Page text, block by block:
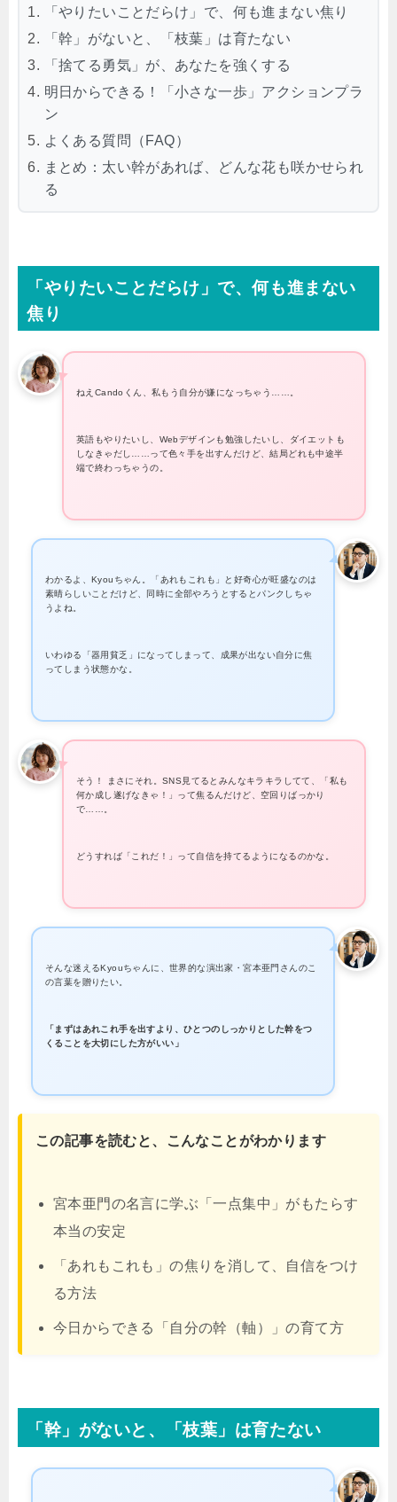
「やりたいことだらけ」で、何も進まない焦り
「幹」がないと、「枝葉」は育たない
「捨てる勇気」が、あなたを強くする
明日からできる！「小さな一歩」アクションプラ
ン
よくある質問（FAQ）
まとめ：太い幹があれば、どんな花も咲かせられ
る
「やりたいことだらけ」で、何も進まない
焦り
ねえCandoくん、私もう自分が嫌になっちゃう……。
英語もやりたいし、Webデザインも勉強したいし、ダイエットも
しなきゃだし……って色々手を出すんだけど、結局どれも中途半
端で終わっちゃうの。
わかるよ、Kyouちゃん。「あれもこれも」と好奇心が旺盛なのは
素晴らしいことだけど、同時に全部やろうとするとパンクしちゃ
うよね。
いわゆる「器用貧乏」になってしまって、成果が出ない自分に焦
ってしまう状態かな。
そう！ まさにそれ。SNS見てるとみんなキラキラしてて、「私も
何か成し遂げなきゃ！」って焦るんだけど、空回りばっかり
で……。
どうすれば「これだ！」って自信を持てるようになるのかな。
そんな迷えるKyouちゃんに、世界的な演出家・宮本亜門さんのこ
の言葉を贈りたい。
「まずはあれこれ手を出すより、ひとつのしっかりとした幹をつ
くることを大切にした方がいい」
この記事を読むと、こんなことがわかります
宮本亜門の名言に学ぶ「一点集中」がもたらす
本当の安定
「あれもこれも」の焦りを消して、自信をつけ
る方法
今日からできる「自分の幹（軸）」の育て方
「幹」がないと、「枝葉」は育たない